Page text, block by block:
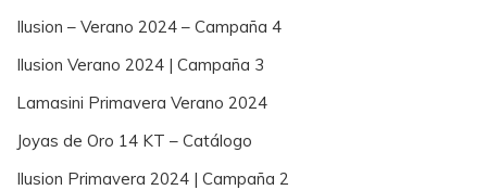
Ilusion – Verano 2024 – Campaña 4
Ilusion Verano 2024 | Campaña 3
Lamasini Primavera Verano 2024
Joyas de Oro 14 KT – Catálogo
Ilusion Primavera 2024 | Campaña 2